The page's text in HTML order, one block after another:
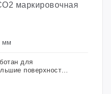
маркировочная
мм
для
поверхности